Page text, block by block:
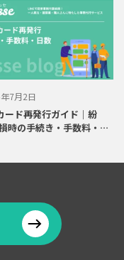
7月2日
ード再発行ガイド｜紛
時の手続き・手数料・日